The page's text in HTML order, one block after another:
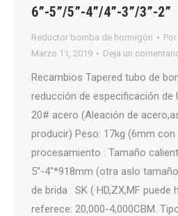
6”-5”/5”-4”/4”-3”/3”-2”
Reductor bomba de hormigón Por
Marzo 11, 2019
Deja un
Recambios Tapered tubo de
reducción de especificación de
20# acero (Aleación de
producir) Peso: 17kg (6mm
procesamiento : Tamaño
5″-4″*918mm (otra aslo
de brida : SK ( HD,ZX,MF
referece: 20,000-4,000CBM.